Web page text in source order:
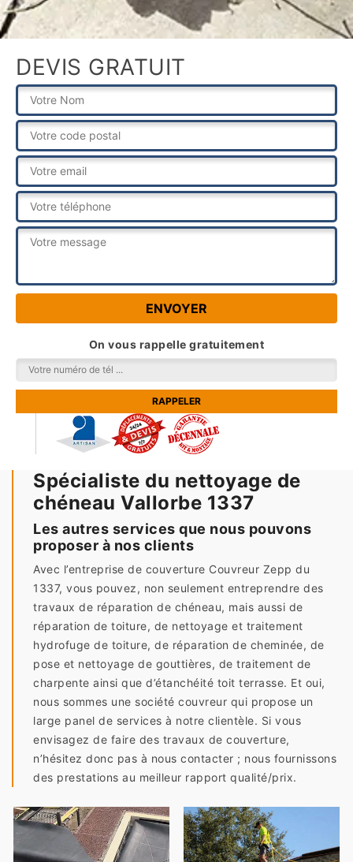
DEVIS GRATUIT
On vous rappelle gratuitement
Spécialiste du nettoyage de
chéneau Vallorbe 1337
Les autres services que nous pouvons
proposer à nos clients
Avec l’entreprise de couverture Couvreur Zepp du
1337, vous pouvez, non seulement entreprendre des
travaux de réparation de chéneau, mais aussi de
réparation de toiture, de nettoyage et traitement
hydrofuge de toiture, de réparation de cheminée, de
pose et nettoyage de gouttières, de traitement de
charpente ainsi que d’étanchéité toit terrasse. Et oui,
nous sommes une société couvreur qui propose un
large panel de services à notre clientèle. Si vous
envisagez de faire des travaux de couverture,
n’hésitez donc pas à nous contacter ; nous fournissons
des prestations au meilleur rapport qualité/prix.